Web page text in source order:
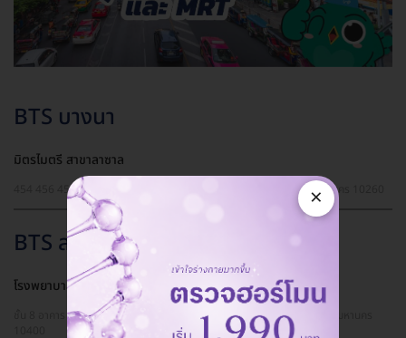
BTS บางนา
มิตรไมตรี สาขาลาซาล
454 456 458 ซ. ลาซาล 22 ถ. ลาซาล แขวงบางนา เขตบางนา กรุงเทพมหานคร 10260
BTS สนามเป้า
โรงพยาบาลพญาไท 2 ศูนย์ส่งเสริมสุขภาพ
ชั้น 8 อาคาร B เลขที่ 943 ถ. พหลโยธิน แขวงสามเสนใน เขตพญาไท กรุงเทพมหานคร
×